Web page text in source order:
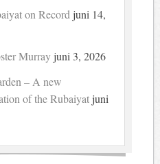
on Record juni 14,
Murray juni 3, 2026
– A new
of the Rubaiyat juni